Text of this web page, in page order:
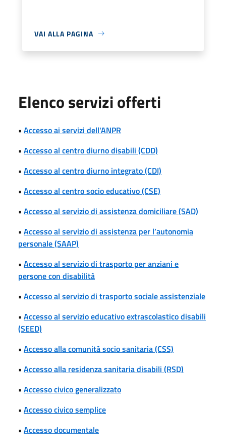
VAI ALLA PAGINA
Elenco servizi offerti
• Accesso ai servizi dell'ANPR
• Accesso al centro diurno disabili (CDD)
• Accesso al centro diurno integrato (CDI)
• Accesso al centro socio educativo (CSE)
• Accesso al servizio di assistenza domiciliare (SAD)
• Accesso al servizio di assistenza per l’autonomia
personale (SAAP)
• Accesso al servizio di trasporto per anziani e
persone con disabilità
• Accesso al servizio di trasporto sociale assistenziale
• Accesso al servizio educativo extrascolastico disabili
(SEED)
• Accesso alla comunità socio sanitaria (CSS)
• Accesso alla residenza sanitaria disabili (RSD)
• Accesso civico generalizzato
• Accesso civico semplice
• Accesso documentale